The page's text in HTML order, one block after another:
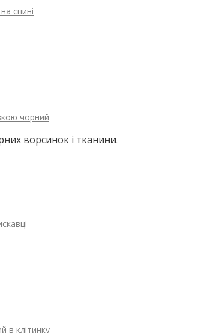
спині
чорний
ворсинок і тканини.
в клітинку